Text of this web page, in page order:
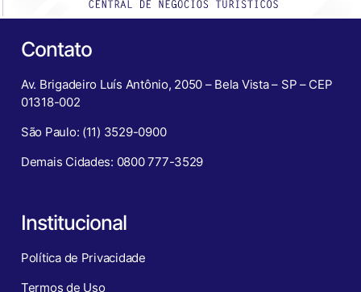
Contato
Av. Brigadeiro Luís Antônio, 2050 – Bela Vista – SP – CEP
01318-002
São Paulo: (11) 3529-0900
Demais Cidades: 0800 777-3529
Institucional
Política de Privacidade
Termos de Uso